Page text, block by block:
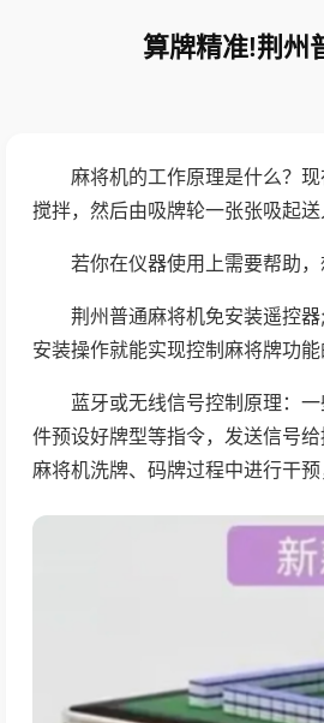
算牌精准!荆州
麻将机的工作原理是什么？
搅拌，然后由吸牌轮一张张吸起
若你在仪器使用上需要帮助
荆州普通麻将机免安装遥控
安装操作就能实现控制麻将牌功能
蓝牙或无线信号控制原理：
件预设好牌型等指令，发送信号
麻将机洗牌、码牌过程中进行干预